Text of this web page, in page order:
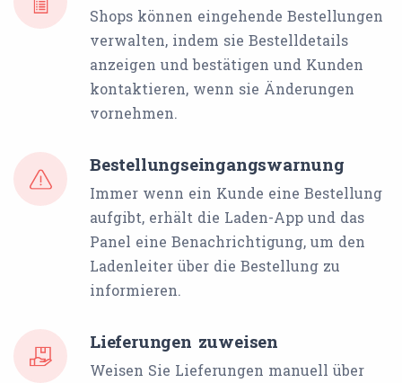
Shops können eingehende Bestellungen
verwalten, indem sie Bestelldetails
anzeigen und bestätigen und Kunden
kontaktieren, wenn sie Änderungen
vornehmen.
Bestellungseingangswarnung
Immer wenn ein Kunde eine Bestellung
aufgibt, erhält die Laden-App und das
Panel eine Benachrichtigung, um den
Ladenleiter über die Bestellung zu
informieren.
Lieferungen zuweisen
Weisen Sie Lieferungen manuell über